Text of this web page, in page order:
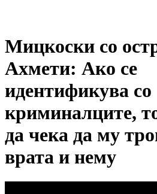
Мицкоски со
Ахмети: Ако се
идентификува со
криминалците,
да чека да му
врата и нему